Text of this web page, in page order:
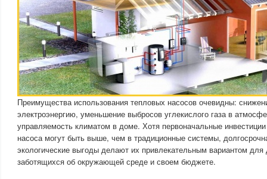
Преимущества использования тепловых насосов очевидны:
электроэнергию, уменьшение выбросов углекислого газа в
управляемость климатом в доме. Хотя первоначальные инвестиции
насоса могут быть выше, чем в традиционные системы,
экологические выгоды делают их привлекательным вариантом
заботящихся об окружающей среде и своем бюджете.